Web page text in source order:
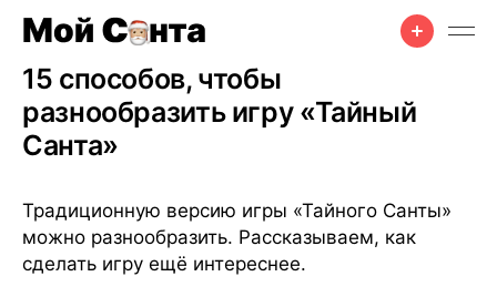
Правила игры • 1 окт. 2024 г.
15 способов, чтобы
разнообразить игру «Тайный
Санта»
Традиционную версию игры «Тайного Санты»
можно разнообразить. Рассказываем, как
сделать игру ещё интереснее.